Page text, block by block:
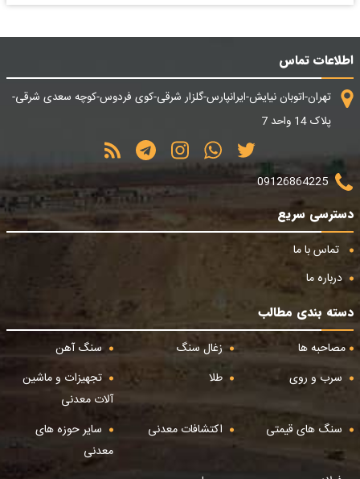
اطلاعات تماس
تهران-اتوبان نیایش-ایرانپارس-گلزار شرقی-کوی فردوس-کوچه سعدی شرقی-
پلاک 14 واحد 7
09126864225
دسترسی سریع
تماس با ما
درباره ما
دسته بندی مطالب
مصاحبه ها
زغال سنگ
سنگ آهن
سرب و روی
طلا
تجهیزات و ماشین
آلات معدنی
سنگ های قیمتی
اکتشافات معدنی
سایر حوزه های
معدنی